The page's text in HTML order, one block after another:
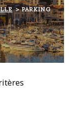
QUI SOMMES-
NOTRE RAISON
NOS MÉTIERS
NOS
PARKING